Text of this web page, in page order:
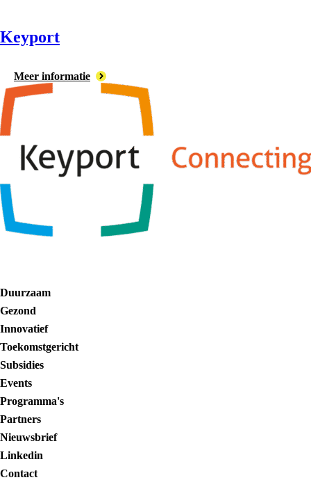
Keyport
Meer informatie
Duurzaam
Gezond
Innovatief
Toekomstgericht
Subsidies
Events
Programma's
Partners
Nieuwsbrief
Linkedin
Contact